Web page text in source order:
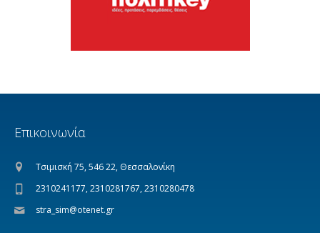
Επικοινωνία
Τσιμισκή 75, 546 22, Θεσσαλονίκη
2310241177, 2310281767, 2310280478
stra_sim@otenet.gr